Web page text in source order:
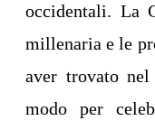
occidentali. La
millenaria e le
aver trovato
modo per